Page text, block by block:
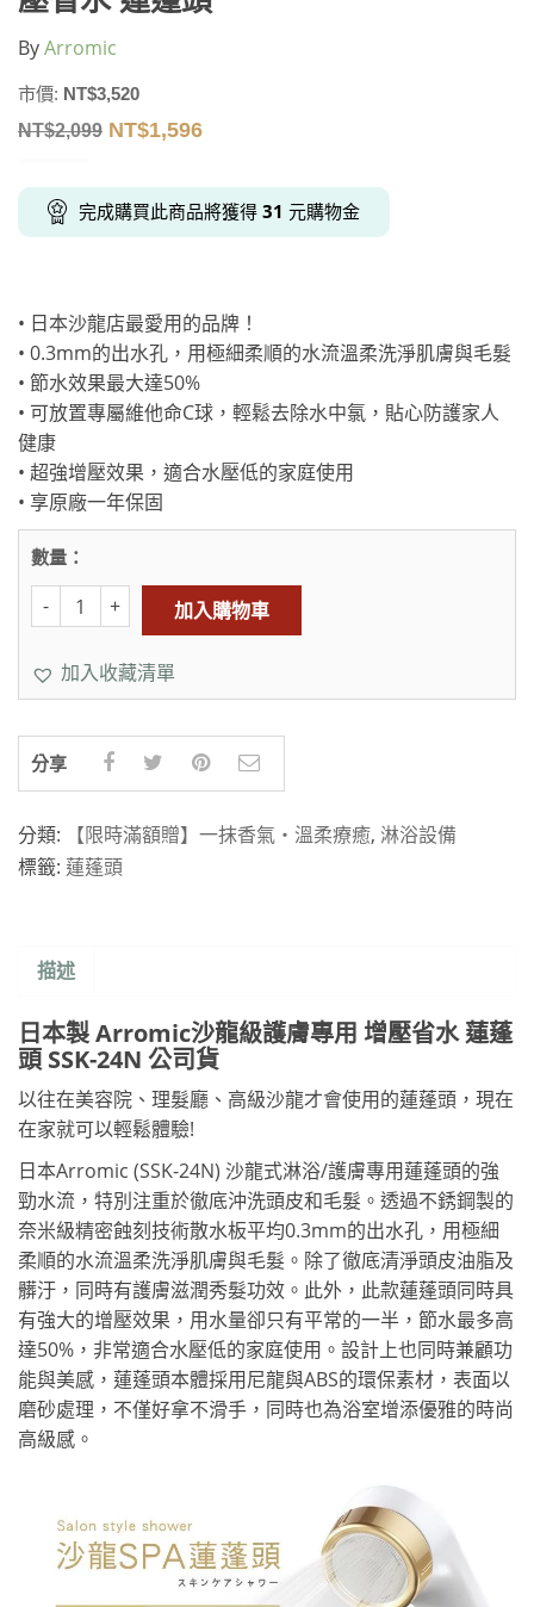
ByArromic
市價: NT$3,520
NT$2,099 NT$1,596
完成購買此商品將獲得 31 元購物金
• 日本沙龍店最愛用的品牌！
• 0.3mm的出水孔，用極細柔順的水流溫柔洗淨肌膚與毛髮
• 節水效果最大達50%
• 可放置專屬維他命C球，輕鬆去除水中氯，貼心防護家人
健康
• 超強增壓效果，適合水壓低的家庭使用
• 享原廠一年保固
數量：
加入購物車
加入收藏清單
分享
分類: 【限時滿額贈】一抹香氣・溫柔療癒, 淋浴設備
標籤: 蓮蓬頭
描述
日本製 Arromic沙龍級護膚專用 增壓省水 蓮蓬
頭 SSK-24N 公司貨
以往在美容院、理髮廳、高級沙龍才會使用的蓮蓬頭，現在
在家就可以輕鬆體驗!
日本Arromic (SSK-24N) 沙龍式淋浴/護膚專用蓮蓬頭的強
勁水流，特別注重於徹底沖洗頭皮和毛髮。透過不銹鋼製的
奈米級精密蝕刻技術散水板平均0.3mm的出水孔，用極細
柔順的水流溫柔洗淨肌膚與毛髮。除了徹底清淨頭皮油脂及
髒汙，同時有護膚滋潤秀髮功效。此外，此款蓮蓬頭同時具
有強大的增壓效果，用水量卻只有平常的一半，節水最多高
達50%，非常適合水壓低的家庭使用。設計上也同時兼顧功
能與美感，蓮蓬頭本體採用尼龍與ABS的環保素材，表面以
磨砂處理，不僅好拿不滑手，同時也為浴室增添優雅的時尚
高級感。